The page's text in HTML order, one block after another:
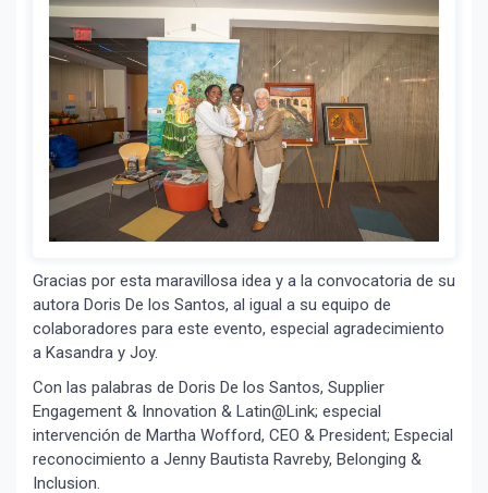
Gracias por esta maravillosa idea y a la convocatoria de su
autora Doris De los Santos, al igual a su equipo de
colaboradores para este evento, especial agradecimiento
a Kasandra y Joy.
Con las palabras de Doris De los Santos, Supplier
Engagement & Innovation & Latin@Link; especial
intervención de Martha Wofford, CEO & President; Especial
reconocimiento a Jenny Bautista Ravreby, Belonging &
Inclusion.